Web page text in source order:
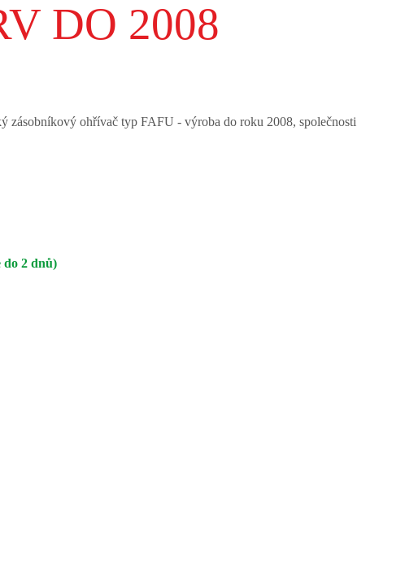
DO 2008
zásobníkový ohřívač typ FAFU - výroba do roku 2008, společnosti
do 2 dnů)